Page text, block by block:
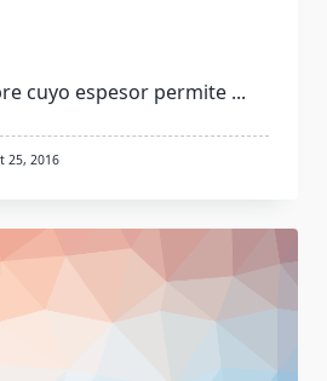
cuyo espesor permite ...
25, 2016